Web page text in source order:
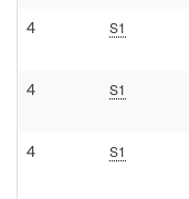
4 S1
4 S1
4 S1